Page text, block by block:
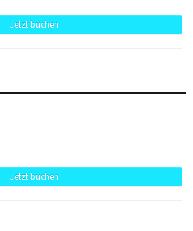
Jetzt buchen
Jetzt buchen